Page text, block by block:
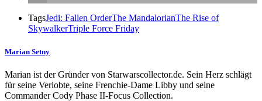
TagsJedi: Fallen OrderThe MandalorianThe Rise of
SkywalkerTriple Force Friday
Marian Setny
Marian ist der Gründer von Starwarscollector.de. Sein Herz schlägt
für seine Verlobte, seine Frenchie-Dame Libby und seine
Commander Cody Phase II-Focus Collection.